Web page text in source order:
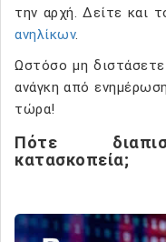
την αρχή. Δείτε και
ανηλίκων.
Ωστόσο μη
ανάγκη από
τώρα!
Πότε
κατασκοπεία;